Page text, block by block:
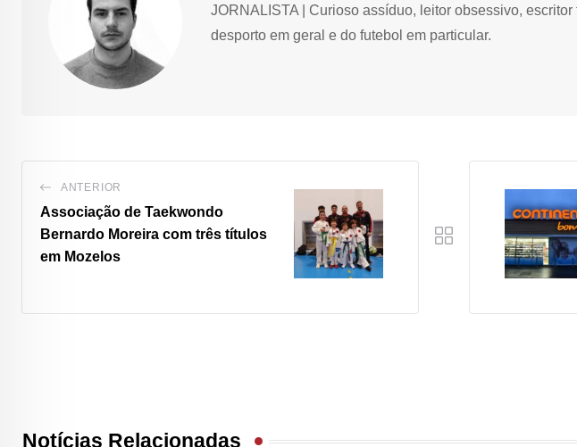
JORNALISTA | Curioso assíduo, leitor obsessivo,
desporto em geral e do futebol em particular.
ANTERIOR
Associação de Taekwondo
Bernardo Moreira com três títulos
em Mozelos
Notícias Relacionadas